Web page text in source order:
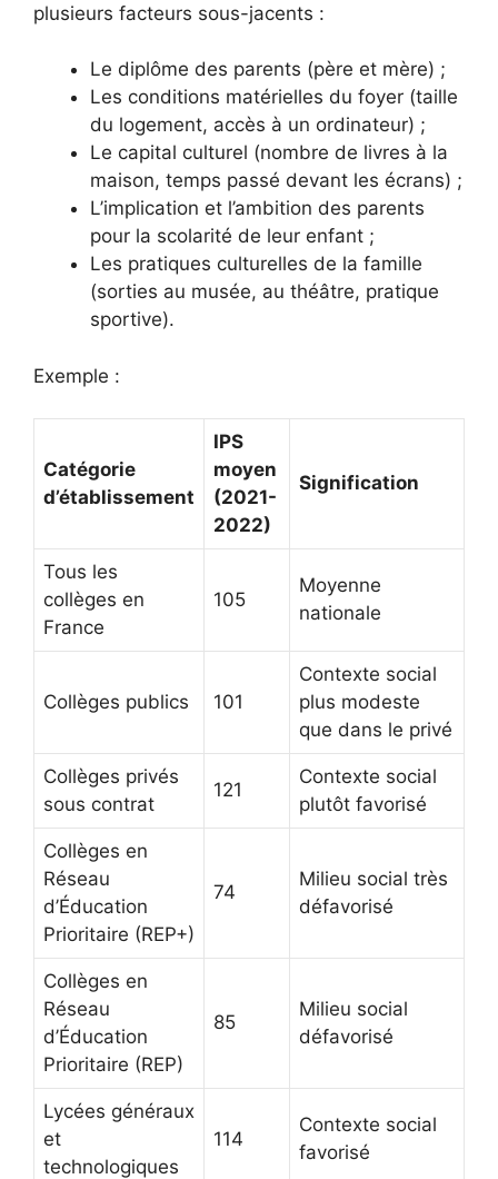
plusieurs facteurs sous-jacents :
Le diplôme des parents (père et mère) ;
Les conditions matérielles du foyer (taille
du logement, accès à un ordinateur) ;
Le capital culturel (nombre de livres à la
maison, temps passé devant les écrans) ;
L’implication et l’ambition des parents
pour la scolarité de leur enfant ;
Les pratiques culturelles de la famille
(sorties au musée, au théâtre, pratique
sportive).
Exemple :
Catégorie
d’établissement
IPS
moyen
(2021-
2022)
Signification
Tous les
collèges en
France
105
Moyenne
nationale
Collèges publics 101
Contexte social
plus modeste
que dans le privé
Collèges privés
sous contrat
121
Contexte social
plutôt favorisé
Collèges en
Réseau
d’Éducation
Prioritaire (REP+)
74
Milieu social très
défavorisé
Collèges en
Réseau
d’Éducation
Prioritaire (REP)
85
Milieu social
défavorisé
Lycées généraux
et
technologiques
114
Contexte social
favorisé